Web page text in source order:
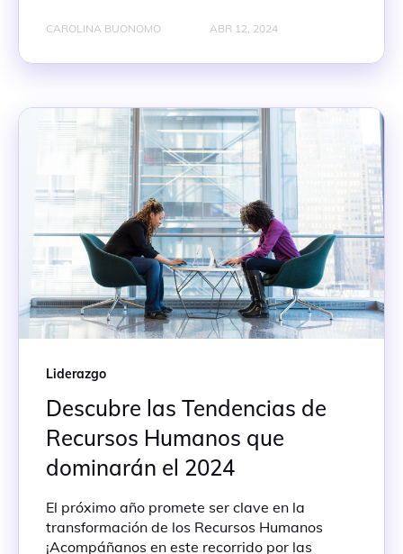
CAROLINA BUONOMO ABR 12, 2024
Liderazgo
Descubre las Tendencias de
Recursos Humanos que
dominarán el 2024
El próximo año promete ser clave en la
transformación de los Recursos Humanos
¡Acompáñanos en este recorrido por las